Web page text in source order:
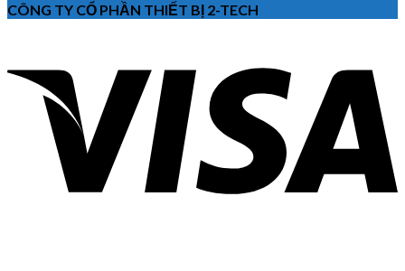
CÔNG TY CỔ PHẦN THIẾT BỊ 2-TECH